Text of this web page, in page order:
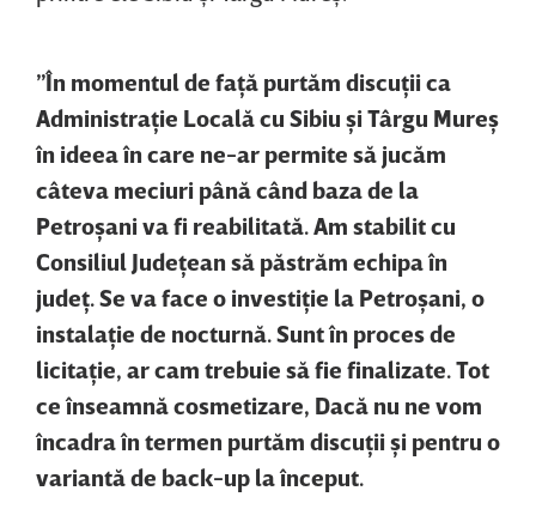
”În momentul de faţă purtăm discuţii ca
Administraţie Locală cu Sibiu şi Târgu Mureş
în ideea în care ne-ar permite să jucăm
câteva meciuri până când baza de la
Petroşani va fi reabilitată. Am stabilit cu
Consiliul Judeţean să păstrăm echipa în
judeţ. Se va face o investiţie la Petroşani, o
instalaţie de nocturnă. Sunt în proces de
licitaţie, ar cam trebuie să fie finalizate. Tot
ce înseamnă cosmetizare, Dacă nu ne vom
încadra în termen purtăm discuţii şi pentru o
variantă de back-up la început.